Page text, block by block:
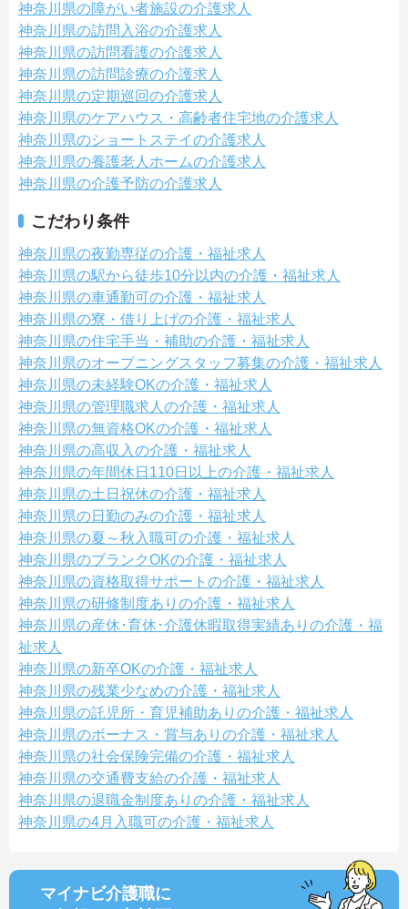
神奈川県の障がい者施設の介護求人
神奈川県の訪問入浴の介護求人
神奈川県の訪問看護の介護求人
神奈川県の訪問診療の介護求人
神奈川県の定期巡回の介護求人
神奈川県のケアハウス・高齢者住宅地の介護求人
神奈川県のショートステイの介護求人
神奈川県の養護老人ホームの介護求人
神奈川県の介護予防の介護求人
こだわり条件
神奈川県の夜勤専従の介護・福祉求人
神奈川県の駅から徒歩10分以内の介護・福祉求人
神奈川県の車通勤可の介護・福祉求人
神奈川県の寮・借り上げの介護・福祉求人
神奈川県の住宅手当・補助の介護・福祉求人
神奈川県のオープニングスタッフ募集の介護・福祉求人
神奈川県の未経験OKの介護・福祉求人
神奈川県の管理職求人の介護・福祉求人
神奈川県の無資格OKの介護・福祉求人
神奈川県の高収入の介護・福祉求人
神奈川県の年間休日110日以上の介護・福祉求人
神奈川県の土日祝休の介護・福祉求人
神奈川県の日勤のみの介護・福祉求人
神奈川県の夏～秋入職可の介護・福祉求人
神奈川県のブランクOKの介護・福祉求人
神奈川県の資格取得サポートの介護・福祉求人
神奈川県の研修制度ありの介護・福祉求人
神奈川県の産休･育休･介護休暇取得実績ありの介護・福
祉求人
神奈川県の新卒OKの介護・福祉求人
神奈川県の残業少なめの介護・福祉求人
神奈川県の託児所・育児補助ありの介護・福祉求人
神奈川県のボーナス・賞与ありの介護・福祉求人
神奈川県の社会保険完備の介護・福祉求人
神奈川県の交通費支給の介護・福祉求人
神奈川県の退職金制度ありの介護・福祉求人
神奈川県の4月入職可の介護・福祉求人
マイナビ介護職に